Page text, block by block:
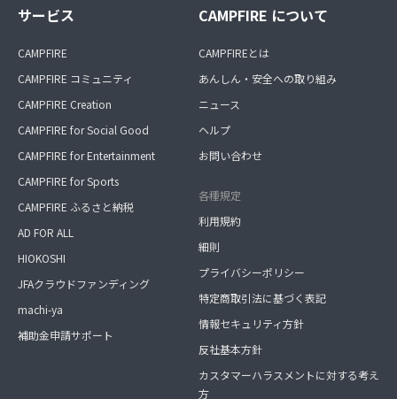
サービス
CAMPFIRE
CAMPFIRE コミュニティ
CAMPFIRE Creation
CAMPFIRE for Social Good
CAMPFIRE for Entertainment
CAMPFIRE for Sports
CAMPFIRE ふるさと納税
AD FOR ALL
HIOKOSHI
JFAクラウドファンディング
machi-ya
補助金申請サポート
CAMPFIRE について
CAMPFIREとは
あんしん・安全への取り組み
ニュース
ヘルプ
お問い合わせ
各種規定
利用規約
細則
プライバシーポリシー
特定商取引法に基づく表記
情報セキュリティ方針
反社基本方針
カスタマーハラスメントに対する考え
方